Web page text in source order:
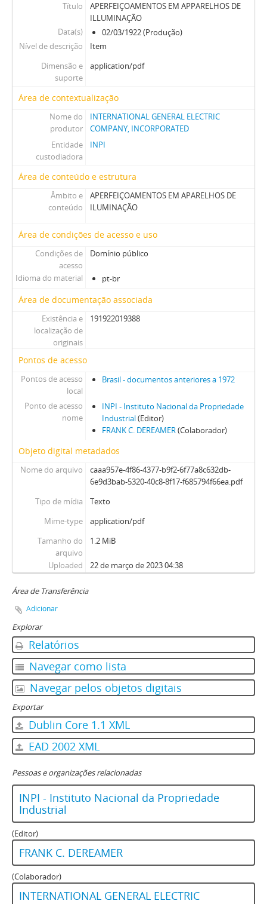
Título
APERFEIÇOAMENTOS EM APPARELHOS DE
ILLUMINAÇÃO
Data(s)
02/03/1922 (Produção)
Nível de descrição
Item
Dimensão e
suporte
application/pdf
Área de contextualização
Nome do
produtor
INTERNATIONAL GENERAL ELECTRIC
COMPANY, INCORPORATED
Entidade
custodiadora
INPI
Área de conteúdo e estrutura
Âmbito e
conteúdo
APERFEIÇOAMENTOS EM APARELHOS DE
ILUMINAÇÃO
Área de condições de acesso e uso
Condições de
acesso
Domínio público
Idioma do material pt-br
Área de documentação associada
Existência e
localização de
originais
191922019388
Pontos de acesso
Pontos de acesso
local
Brasil - documentos anteriores a 1972
Ponto de acesso
nome
INPI - Instituto Nacional da Propriedade
Industrial(Editor)
FRANK C. DEREAMER(Colaborador)
Objeto digital metadados
Nome do arquivo
caaa957e-4f86-4377-b9f2-6f77a8c632db-
6e9d3bab-5320-40c8-8f17-f685794f66ea.pdf
Tipo de mídia
Texto
Mime-type
application/pdf
Tamanho do
arquivo
1.2 MiB
Uploaded 22 de março de 2023 04:38
Área de Transferência
Adicionar
Explorar
Relatórios
Navegar como lista
Navegar pelos objetos digitais
Exportar
Dublin Core 1.1 XML
EAD 2002 XML
Pessoas e organizações relacionadas
INPI - Instituto Nacional da Propriedade
Industrial
(Editor)
FRANK C. DEREAMER
(Colaborador)
INTERNATIONAL GENERAL ELECTRIC